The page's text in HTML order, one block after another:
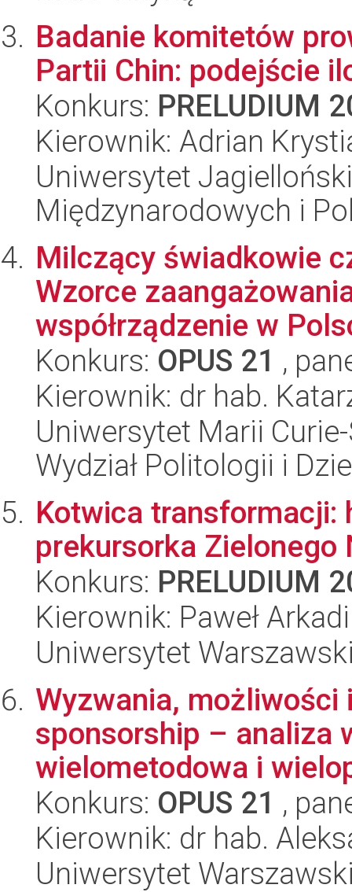
Badanie komitetów
Partii Chin: podejście
Konkurs: PRELUDIUM
Kierownik: Adrian
Uniwersytet
Międzynarodowych i
Milczący świadkowie
Wzorce
współrządzenie w
Konkurs: OPUS 21 ,
Kierownik: dr hab.
Uniwersytet Marii
Wydział Politologii i
Kotwica transformacji:
prekursorka
Konkurs: PRELUDIUM
Kierownik: Paweł
Uniwersytet
Wyzwania,
sponsorship – analiza
wielometodowa i
Konkurs: OPUS 21 ,
Kierownik: dr hab.
Uniwersytet